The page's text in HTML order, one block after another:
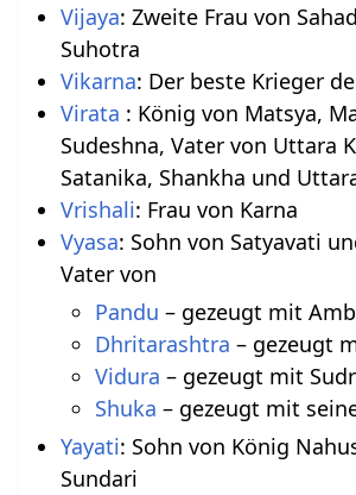
Vijaya: Zweite Frau von
Suhotra
Vikarna: Der beste Krieger
Virata : König von Matsya,
Sudeshna, Vater von Uttara
Satanika, Shankha und
Vrishali: Frau von Karna
Vyasa: Sohn von Satyavati
Vater von
Pandu – gezeugt mit
Dhritarashtra – gezeugt
Vidura – gezeugt mit
Shuka – gezeugt mit
Yayati: Sohn von König
Sundari